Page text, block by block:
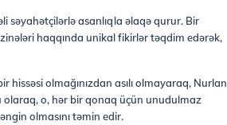
səyahətçilərlə asanlıqla əlaqə qurur. Bir
haqqında unikal fikirlər təqdim edərək,
olmağınızdan asılı olmayaraq, Nurlan
olaraq, o, hər bir qonaq üçün unudulmaz
olmasını təmin edir.